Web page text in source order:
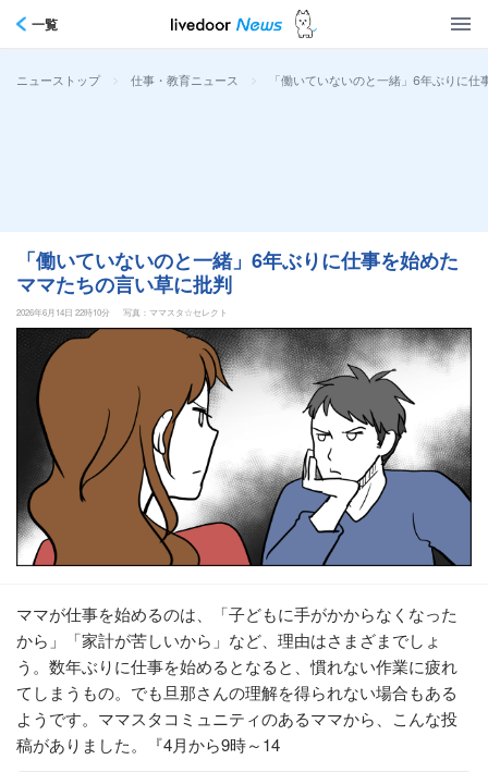
一覧
ニューストップ > 仕事・教育ニュース > 「働いていないのと一緒」6年ぶりに
「働いていないのと一緒」6年ぶりに仕事を始めた
ママたちの言い草に批判
2026年6月14日 22時10分 写真：ママスタ☆セレクト
ママが仕事を始めるのは、「子どもに手がかからなくなった
から」「家計が苦しいから」など、理由はさまざまでしょ
う。数年ぶりに仕事を始めるとなると、慣れない作業に疲れ
てしまうもの。でも旦那さんの理解を得られない場合もある
ようです。ママスタコミュニティのあるママから、こんな投
稿がありました。『4月から9時～14